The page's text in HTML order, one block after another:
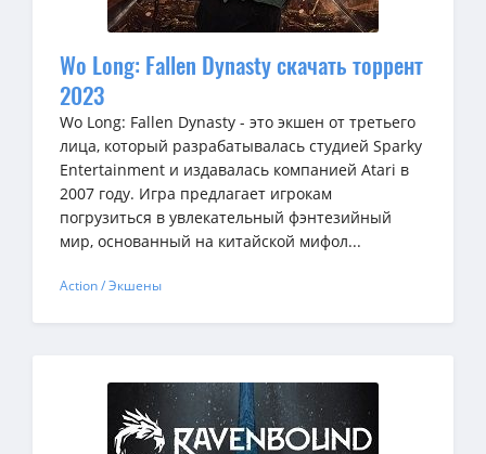
Wo Long: Fallen Dynasty скачать торрент
2023
Wo Long: Fallen Dynasty - это экшен от третьего
лица, который разрабатывалась студией Sparky
Entertainment и издавалась компанией Atari в
2007 году. Игра предлагает игрокам
погрузиться в увлекательный фэнтезийный
мир, основанный на китайской мифол...
Action / Экшены